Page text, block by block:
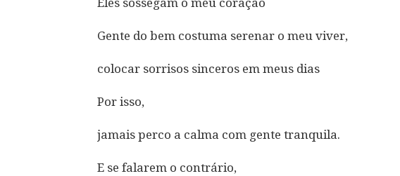
Eles sossegam o meu coração
Gente do bem costuma serenar o meu viver,
colocar sorrisos sinceros em meus dias
Por isso,
jamais perco a calma com gente tranquila.
E se falarem o contrário,